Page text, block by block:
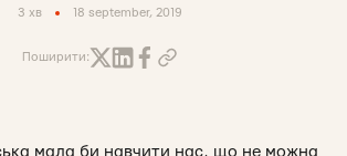
3 хв 18 september, 2019
Поширити:
мала би навчити нас, що не можна